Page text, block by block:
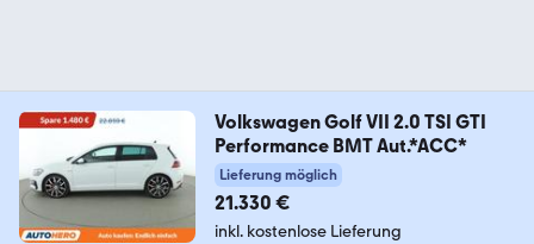
Volkswagen Golf VII 2.0 TSI GTI
Performance BMT Aut.*ACC*
Lieferung möglich
21.330 €
inkl. kostenlose Lieferung